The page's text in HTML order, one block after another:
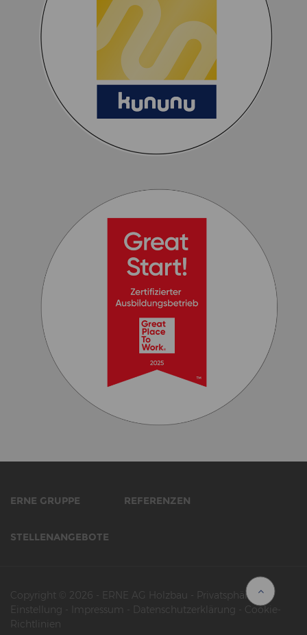
ERNE GRUPPE REFERENZEN
STELLENANGEBOTE
Copyright © 2026 - ERNE AG Holzbau - Privatsphäre-
Einstellung - Impressum - Datenschutzerklärung - Cookie-
Richtlinien